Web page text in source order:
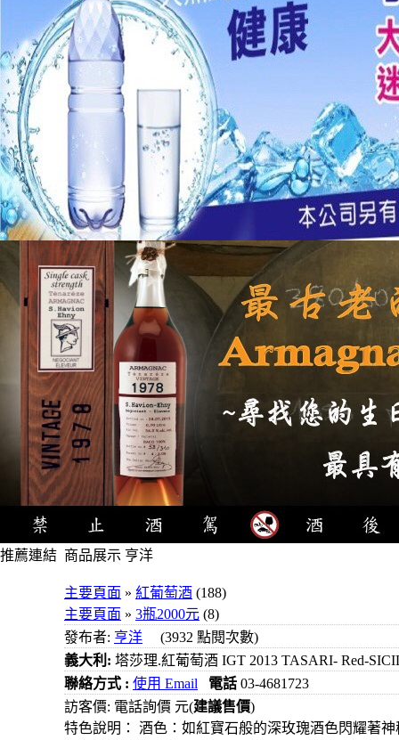
推薦連結 商品展示 亨洋
主要頁面 » 紅葡萄酒 (188)
主要頁面 » 3瓶2000元 (8)
發布者: 亨洋 (3932 點閱次數)
義大利: 塔莎理.紅葡萄酒 IGT 2013 TASARI- Red-
聯絡方式 : 使用 Email 電話 03-4681723
訪客價: 電話詢價 元(建議售價)
特色說明： 酒色：如紅寶石般的深玫瑰酒色閃耀著